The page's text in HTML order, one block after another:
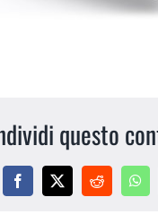
questo
Facebook
X Reddit